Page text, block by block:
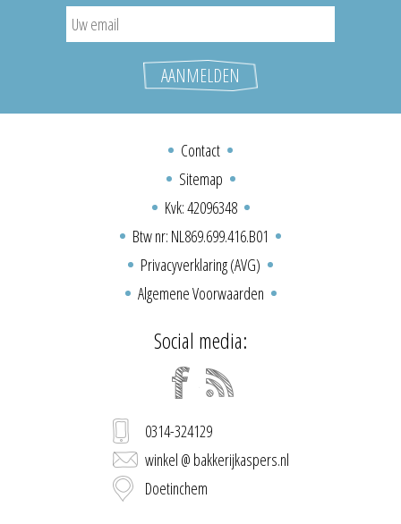
Contact
Sitemap
Kvk: 42096348
Btw nr: NL869.699.416.B01
Privacyverklaring (AVG)
Algemene Voorwaarden
Social media:
0314-324129
winkel @ bakkerijkaspers.nl
Doetinchem